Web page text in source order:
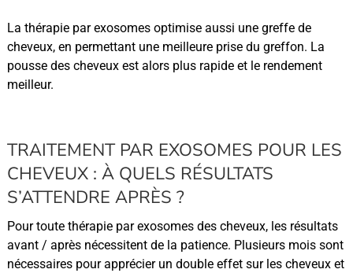
La thérapie par exosomes optimise aussi une greffe de
cheveux, en permettant une meilleure prise du greffon. La
pousse des cheveux est alors plus rapide et le rendement
meilleur.
TRAITEMENT PAR EXOSOMES POUR LES
CHEVEUX : À QUELS RÉSULTATS
S’ATTENDRE APRÈS ?
Pour toute thérapie par exosomes des cheveux, les résultats
avant / après nécessitent de la patience. Plusieurs mois sont
nécessaires pour apprécier un double effet sur les cheveux et